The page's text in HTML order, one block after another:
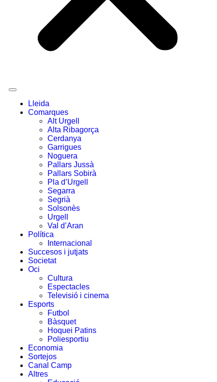
Lleida
Comarques
Alt Urgell
Alta Ribagorça
Cerdanya
Garrigues
Noguera
Pallars Jussà
Pallars Sobirà
Pla d’Urgell
Segarra
Segrià
Solsonès
Urgell
Val d’Aran
Política
Internacional
Succesos i jutjats
Societat
Oci
Cultura
Espectacles
Televisió i cinema
Esports
Futbol
Bàsquet
Hoquei Patins
Poliesportiu
Economia
Sortejos
Canal Camp
Altres